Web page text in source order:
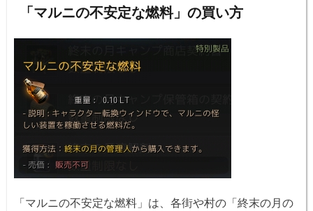
「マルニの不安定な燃料」の買い方
「マルニの不安定な燃料」は、各街や村の「終末の月の